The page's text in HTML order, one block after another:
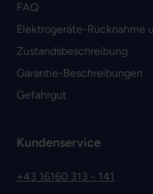
FAQ
Elektrogeräte-Rücknahme
Zustandsbeschreibung
Garantie-Beschreibungen
Gefahrgut
Kundenservice
+43 16160 313 - 141